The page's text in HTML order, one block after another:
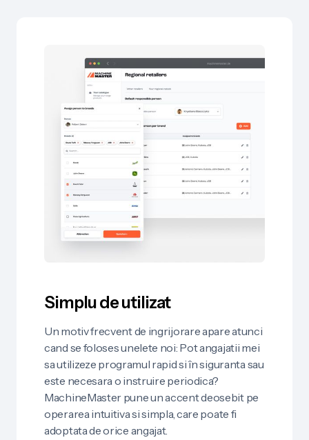
Simplu de utilizat
Un motiv frecvent de ingrijorare apare atunci
cand se foloses unelete noi: Pot angajatii mei
sa utilizeze programul rapid si în siguranta sau
este necesara o instruire periodica?
MachineMaster pune un accent deosebit pe
operarea intuitiva si simpla, care poate fi
adoptata de orice angajat.